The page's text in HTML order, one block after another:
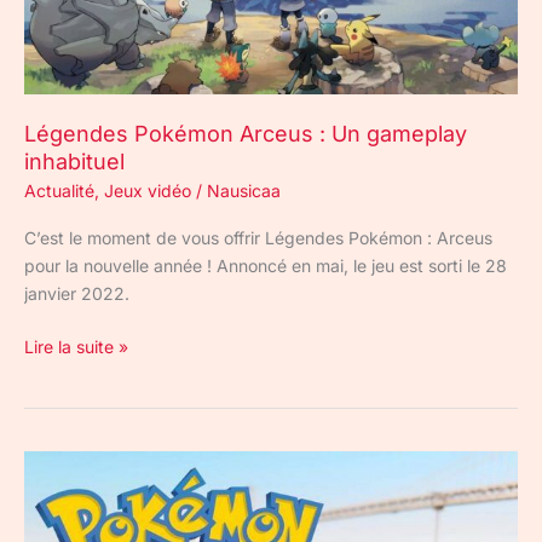
Légendes Pokémon Arceus : Un gameplay
inhabituel
Actualité, Jeux vidéo / Nausicaa
C’est le moment de vous offrir Légendes Pokémon : Arceus
pour la nouvelle année ! Annoncé en mai, le jeu est sorti le 28
janvier 2022.
Lire la suite »
Go :
23